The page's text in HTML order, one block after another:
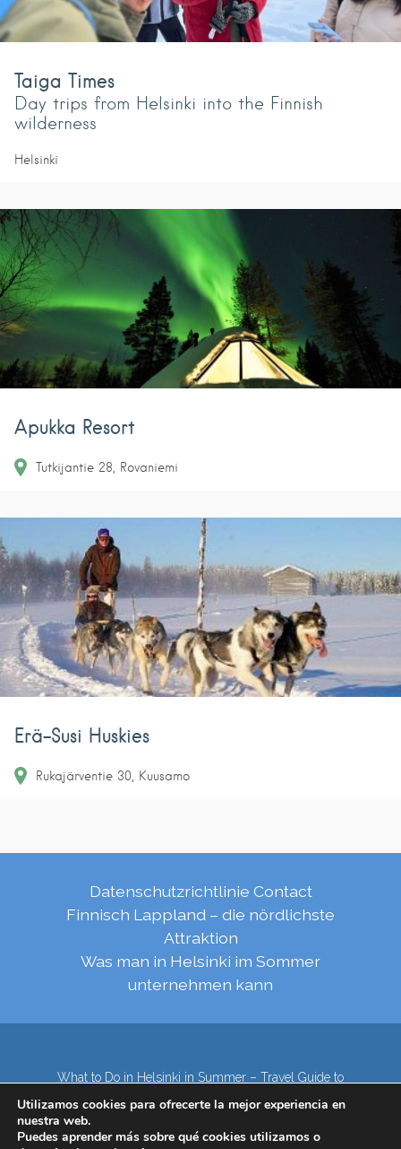
Taiga Times
Day trips from Helsinki into the Finnish
wilderness
Helsinki
Apukka Resort
Tutkijantie 28 Rovaniemi
Erä-Susi Huskies
Rukajärventie 30 Kuusamo
Datenschutzrichtlinie Contact
Finnisch Lappland – die nördlichste
Attraktion
Was man in Helsinki im Sommer
unternehmen kann
What to Do in Helsinki in Summer – Travel Guide to
Lapland – the northernmost region of Finland
Contact
Subscribe to our Newsletter
Utilizamos cookies para ofrecerte la mejor experiencia en
nuestra web.
Puedes aprender más sobre qué cookies utilizamos o